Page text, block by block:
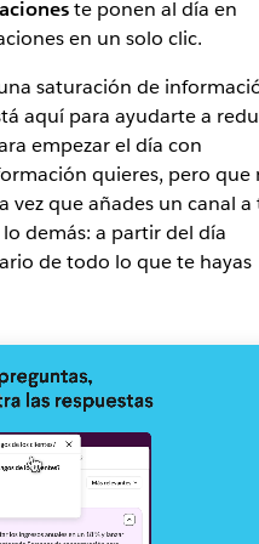
te ponen al día en
en un solo clic.
saturación de
aquí para ayudarte a
empezar el día con
quieres, pero que
vez que añades un canal a
demás: a partir del día
de todo lo que te hayas